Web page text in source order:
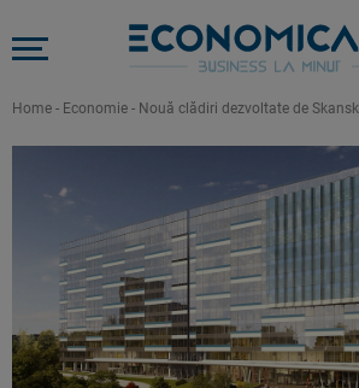
Home - Economie - Nouă clădiri dezvoltate de